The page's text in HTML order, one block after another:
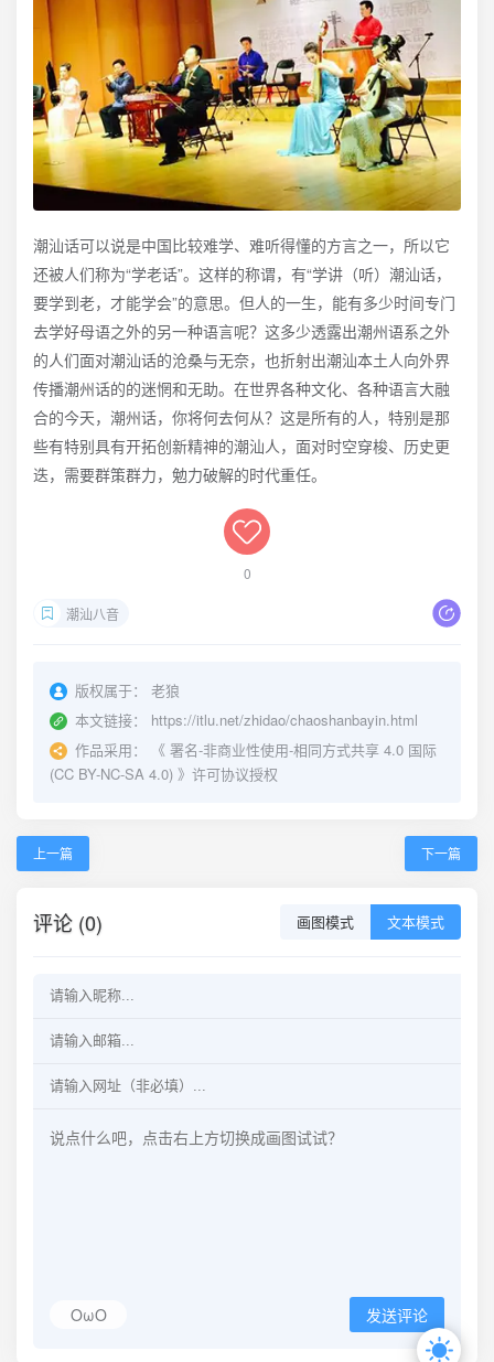
潮汕话可以说是中国比较难学、难听得懂的方言之一，所以它
还被人们称为“学老话”。这样的称谓，有“学讲（听）潮汕话，
要学到老，才能学会”的意思。但人的一生，能有多少时间专门
去学好母语之外的另一种语言呢？这多少透露出潮州语系之外
的人们面对潮汕话的沧桑与无奈，也折射出潮汕本土人向外界
传播潮州话的的迷惘和无助。在世界各种文化、各种语言大融
合的今天，潮州话，你将何去何从？这是所有的人，特别是那
些有特别具有开拓创新精神的潮汕人，面对时空穿梭、历史更
迭，需要群策群力，勉力破解的时代重任。
0
潮汕八音
版权属于：
老狼
本文链接：
https://itlu.net/zhidao/chaoshanbayin.html
作品采用：
《 署名-非商业性使用-相同方式共享 4.0 国际
(CC BY-NC-SA 4.0) 》许可协议授权
上一篇 下一篇
评论 (0) 画图模式 文本模式
OωO 发送评论